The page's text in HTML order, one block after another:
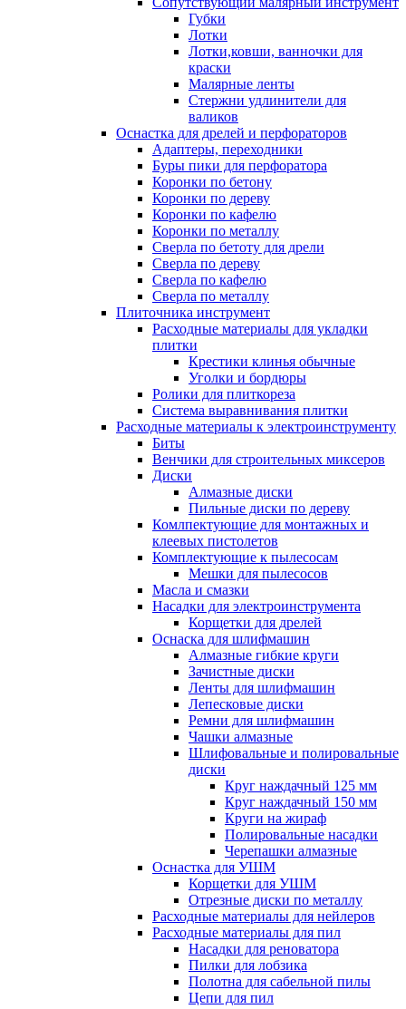
Губки
Лотки
Лотки,ковши, ванночки для
краски
Малярные ленты
Стержни удлинители для
валиков
Оснастка для дрелей и перфораторов
Адаптеры, переходники
Буры пики для перфоратора
Коронки по бетону
Коронки по дереву
Коронки по кафелю
Коронки по металлу
Сверла по бетоту для дрели
Сверла по дереву
Сверла по кафелю
Сверла по металлу
Плиточника инструмент
Расходные материалы для укладки
плитки
Крестики клинья обычные
Уголки и бордюры
Ролики для плиткореза
Система выравнивания плитки
Расходные материалы к электроинструменту
Биты
Венчики для строительных миксеров
Диски
Алмазные диски
Пильные диски по дереву
Комлпектующие для монтажных и
клеевых пистолетов
Комплектующие к пылесосам
Мешки для пылесосов
Масла и смазки
Насадки для электроинструмента
Корщетки для дрелей
Оснаска для шлифмашин
Алмазные гибкие круги
Зачистные диски
Ленты для шлифмашин
Лепесковые диски
Ремни для шлифмашин
Чашки алмазные
Шлифовальные и полировальные
диски
Круг наждачный 125 мм
Круг наждачный 150 мм
Круги на жираф
Полировальные насадки
Черепашки алмазные
Оснастка для УШМ
Корщетки для УШМ
Отрезные диски по металлу
Расходные материалы для нейлеров
Расходные материалы для пил
Насадки для реноватора
Пилки для лобзика
Полотна для сабельной пилы
Цепи для пил